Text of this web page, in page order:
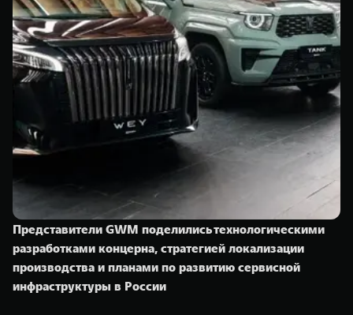
TANK 500
Веди за собой
от 6 499 000 ₽
TANK 700
Сила
от 10
TANK Финансы
Корпоративным клиентам
TANK ФИНАНСЫ
TANK Кредит
TANK Лизинг
Сервис
Специальные предложения
Моторные масла
ЦИФРОВЫЕ СЕРВИСЫ TANK
Цифровые сервисы TANK
Представители GWM поделились технологическими
разработками концерна, стратегией локализации
производства и планами по развитию сервисной
инфраструктуры в России